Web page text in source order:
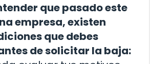
que pasado este
empresa, existen
que debes
de solicitar la baja: